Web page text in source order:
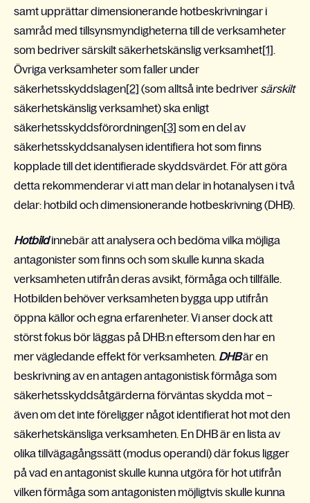
samt upprättar dimensionerande hotbeskrivningar i
samråd med tillsynsmyndigheterna till de verksamheter
som bedriver särskilt säkerhetskänslig verksamhet[1].
Övriga verksamheter som faller under
säkerhetsskyddslagen[2] (som alltså inte bedriver särskilt
säkerhetskänslig verksamhet) ska enligt
säkerhetsskyddsförordningen[3] som en del av
säkerhetsskyddsanalysen identifiera hot som finns
kopplade till det identifierade skyddsvärdet. För att göra
detta rekommenderar vi att man delar in hotanalysen i två
delar: hotbild och dimensionerande hotbeskrivning (DHB).
Hotbildinnebär att analysera och bedöma vilka möjliga
antagonister som finns och som skulle kunna skada
verksamheten utifrån deras avsikt, förmåga och tillfälle.
Hotbilden behöver verksamheten bygga upp utifrån
öppna källor och egna erfarenheter. Vi anser dock att
störst fokus bör läggas på DHB:n eftersom den har en
mer vägledande effekt för verksamheten. DHBär en
beskrivning av en antagen antagonistisk förmåga som
säkerhetsskyddsåtgärderna förväntas skydda mot –
även om det inte föreligger något identifierat hot mot den
säkerhetskänsliga verksamheten. En DHB är en lista av
olika tillvägagångssätt (modus operandi) där fokus ligger
på vad en antagonist skulle kunna utgöra för hot utifrån
vilken förmåga som antagonisten möjligtvis skulle kunna